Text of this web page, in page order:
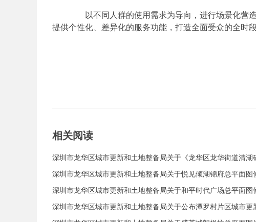
以不同人群的使用需求为导向，进行场景化营
提供个性化、差异化的服务功能，打造全面受众的全时
相关阅读
深圳市龙华区城市更新和土地整备局关于《龙华区龙华街道清
划》的公告
深圳市龙华区城市更新和土地整备局关于悦见倾湖锦府总平面图
深圳市龙华区城市更新和土地整备局关于和平时代广场总平面图
深圳市龙华区城市更新和土地整备局关于公布潭罗村片区城市
0584）《建设工程规划许可证》及总平面图的通告